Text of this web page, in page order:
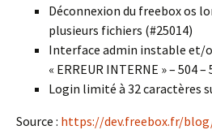
Déconnexion du freebox os
plusieurs fichiers (#25014)
Interface admin instable et/
« ERREUR INTERNE » – 504
Login limité à 32 caractères
Source : https://dev.freebox.fr/